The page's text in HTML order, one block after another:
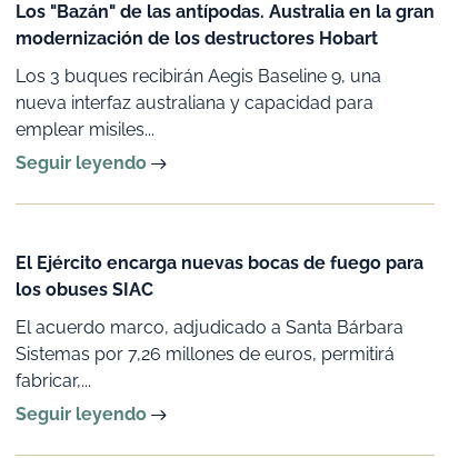
Los "Bazán" de las antípodas. Australia en la gran
modernización de los destructores Hobart
Los 3 buques recibirán Aegis Baseline 9, una
nueva interfaz australiana y capacidad para
emplear misiles...
Seguir leyendo
El Ejército encarga nuevas bocas de fuego para
los obuses SIAC
El acuerdo marco, adjudicado a Santa Bárbara
Sistemas por 7,26 millones de euros, permitirá
fabricar,...
Seguir leyendo